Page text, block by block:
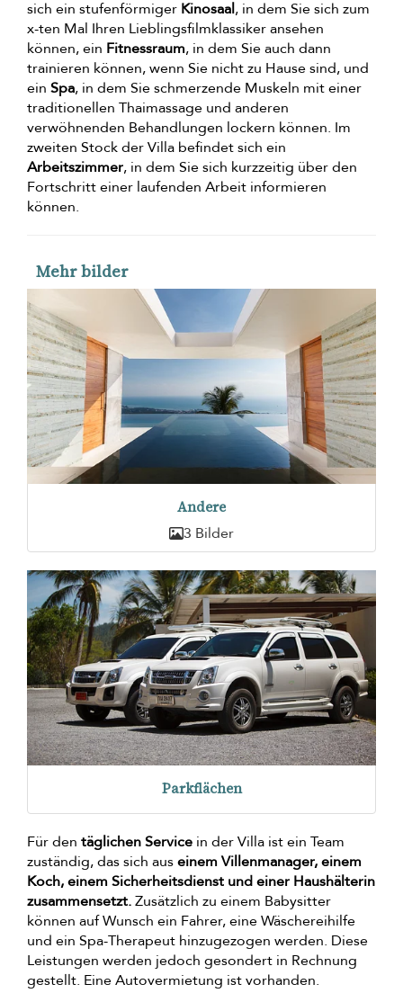
sich ein stufenförmiger Kinosaal, in dem Sie sich zum
x-ten Mal Ihren Lieblingsfilmklassiker ansehen
können, ein Fitnessraum, in dem Sie auch dann
trainieren können, wenn Sie nicht zu Hause sind, und
ein Spa, in dem Sie schmerzende Muskeln mit einer
traditionellen Thaimassage und anderen
verwöhnenden Behandlungen lockern können. Im
zweiten Stock der Villa befindet sich ein
Arbeitszimmer, in dem Sie sich kurzzeitig über den
Fortschritt einer laufenden Arbeit informieren
können.
Mehr bilder
Andere
3 Bilder
Parkflächen
Für den täglichen Service in der Villa ist ein Team
zuständig, das sich auseinem Villenmanager, einem
Koch, einem Sicherheitsdienst und einer Haushälterin
zusammensetzt.Zusätzlich zu einem Babysitter
können auf Wunsch ein Fahrer, eine Wäschereihilfe
und ein Spa-Therapeut hinzugezogen werden. Diese
Leistungen werden jedoch gesondert in Rechnung
gestellt. Eine Autovermietung ist vorhanden.